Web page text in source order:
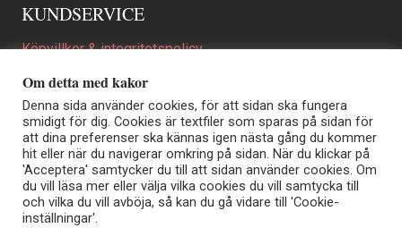
KUNDSERVICE
Köpvillkor & integritetspolicy
Att beställa ett personligt utformat konstverk
En personligare gåva
FAQ
Elisabeth Biström | Akvarellkonstnär | Norrtälje
Sjöängstorpet AB, org.nr 556373-5447
Om detta med kakor
Denna sida använder cookies, för att sidan ska fungera
smidigt för dig. Cookies är textfiler som sparas på sidan för
att dina preferenser ska kännas igen nästa gång du kommer
hit eller när du navigerar omkring på sidan. När du klickar på
'Acceptera' samtycker du till att sidan använder cookies. Om
du vill läsa mer eller välja vilka cookies du vill samtycka till
och vilka du vill avböja, så kan du gå vidare till 'Cookie-
inställningar'.